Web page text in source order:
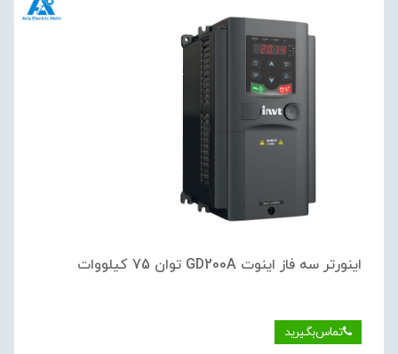
اینورتر سه فاز اینوت GD200A توان 75 کیلووات
تماس‌بگیرید